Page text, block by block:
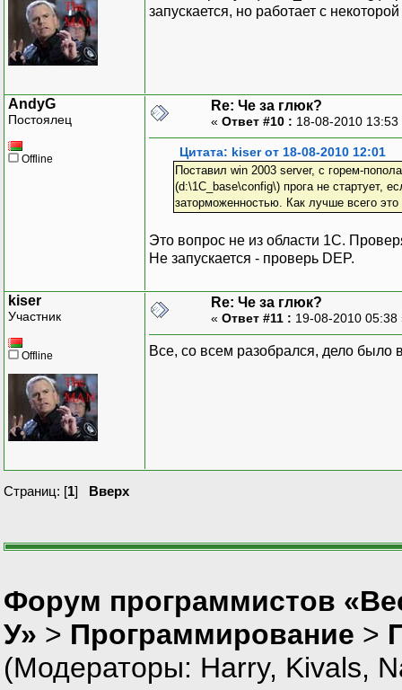
запускается, но работает с
AndyG
Постоялец
Offline
Re: Че за глюк?
« Ответ #10 : 18-08-2010
Цитата: kiser от 18-08-2010 12:01
Поставил win 2003 server, с горем-
(d:\1C_base\config\) прога не стартует,
заторможенностью. Как лучше всего
Это вопрос не из области 1С.
Не запускается - проверь DEP.
kiser
Участник
Offline
Re: Че за глюк?
« Ответ #11 : 19-08-2010
Все, со всем разобрался, дело было
Страниц: [1] Вверх
Форум программистов
У» > Программирование >
(Модераторы: Harry, Kivals,